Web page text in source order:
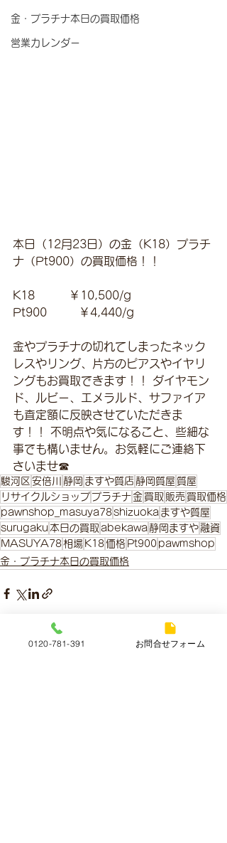
金・プラチナ本日の買取価格
営業カレンダー
本日（12月23日）の金（K18）プラチ
ナ（Pt900）の買取価格！！
K18　　　￥10,500/g
Pt900         ￥4,440/g
金やプラチナの切れてしまったネック
レスやリング、片方のピアスやイヤリ
ングもお買取できます！！ ダイヤモン
ド、ルビー、エメラルド、サファイア
も査定額に反映させていただきま
す！！ 不明点や気になること、些細な
事でも構いません。お気軽にご連絡下
さいませ☎
駿河区 安倍川 静岡 ますや質店 静岡質屋 質屋
リサイクルショップ プラチナ 金 買取 販売 買取価格
pawnshop_masuya78shizuoka ますや質屋
surugaku 本日の買取 abekawa 静岡ますや 融資
MASUYA78相場 K18価格 Pt900 pawmshop
金・プラチナ本日の買取価格
最新記事 すべて表示
0120-781-391 お問合せフォーム